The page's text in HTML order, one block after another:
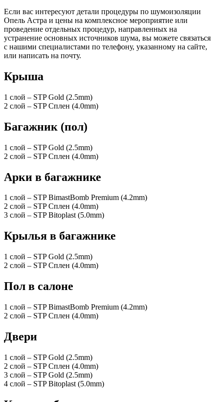
Если вас интересуют детали процедуры по шумоизоляции
Опель Астра и цены на комплексное мероприятие или
проведение отдельных процедур, направленных на
устранение основных источников шума, вы можете связаться
с нашими специалистами по телефону, указанному на сайте,
или написать на почту.
Крыша
1 слой – STP Gold (2.5mm)
2 слой – STP Сплен (4.0mm)
Багажник (пол)
1 слой – STP Gold (2.5mm)
2 слой – STP Сплен (4.0mm)
Арки в багажнике
1 слой – STP BimastBomb Premium (4.2mm)
2 слой – STP Сплен (4.0mm)
3 слой – STP Bitoplast (5.0mm)
Крылья в багажнике
1 слой – STP Gold (2.5mm)
2 слой – STP Сплен (4.0mm)
Пол в салоне
1 слой – STP BimastBomb Premium (4.2mm)
2 слой – STP Сплен (4.0mm)
Двери
1 слой – STP Gold (2.5mm)
2 слой – STP Сплен (4.0mm)
3 слой – STP Gold (2.5mm)
4 слой – STP Bitoplast (5.0mm)